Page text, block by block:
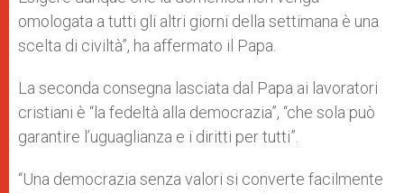
omologata a tutti gli altri giorni della settimana è una
scelta di civiltà”, ha affermato il Papa.
La seconda consegna lasciata dal Papa ai lavoratori
cristiani è “la fedeltà alla democrazia”, “che sola può
garantire l’uguaglianza e i diritti per tutti”.
“Una democrazia senza valori si converte facilmente